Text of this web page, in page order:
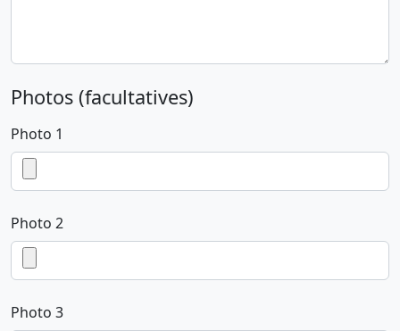
Photos (facultatives)
Photo 1
Photo 2
Photo 3